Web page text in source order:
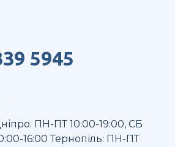
5945
ПН-ПТ 10:00-19:00, СБ
16:00 Тернопіль: ПН-ПТ